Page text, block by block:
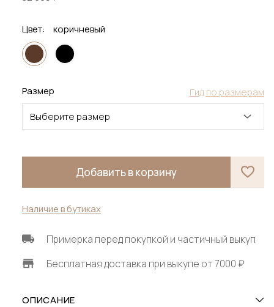
Цвет: коричневый
Гид по размерам
Размер
Выберите размер
Добавить в корзину
Наличие в бутиках
Примерка перед покупкой и частичный выкуп
Бесплатная доставка при выкупе от 7000 ₽
ОПИСАНИЕ